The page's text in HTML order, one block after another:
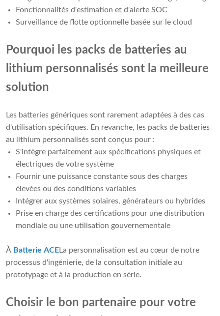
Fonctionnalités d'estimation et d'alerte SOC
Surveillance de flotte optionnelle basée sur le cloud
Pourquoi les packs de batteries au
lithium personnalisés sont la meilleure
solution
Les batteries génériques sont rarement adaptées à des cas
d'utilisation spécifiques. En revanche, les packs de batteries
au lithium personnalisés sont conçus pour :
S'intègre parfaitement aux spécifications physiques et
électriques de votre système
Fournir une puissance constante sous des charges
élevées ou des conditions variables
Intégrer aux systèmes solaires, générateurs ou hybrides
Prise en charge des certifications pour une distribution
mondiale ou une utilisation gouvernementale
À Batterie ACELa personnalisation est au cœur de notre
processus d'ingénierie, de la consultation initiale au
prototypage et à la production en série.
Choisir le bon partenaire pour votre